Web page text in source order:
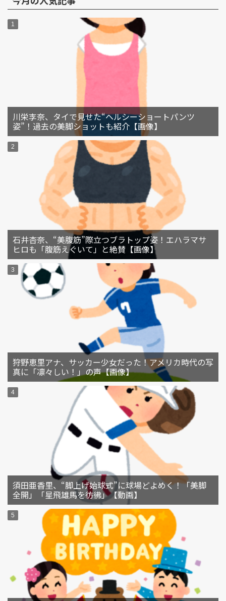
川栄李奈、タイで見せた“ヘルシーショートパンツ
姿”！過去の美脚ショットも紹介【画像】
石井杏奈、“美腹筋”際立つブラトップ姿！エハラマサ
ヒロも「腹筋えぐいて」と絶賛【画像】
狩野恵里アナ、サッカー少女だった！アメリカ時代の写
真に「凛々しい！」の声【画像】
須田亜香里、“脚上げ始球式”に球場どよめく！「美脚
全開」「星飛雄馬を彷彿」【動画】